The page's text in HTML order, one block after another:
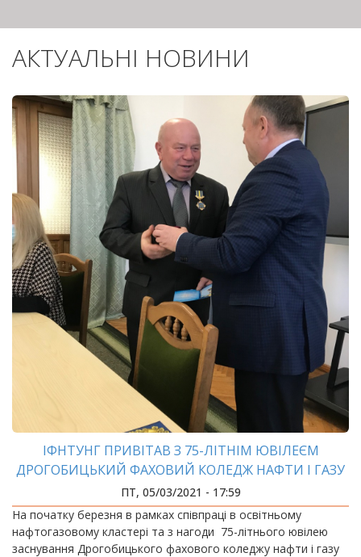
АКТУАЛЬНІ НОВИНИ
ІФНТУНГ ПРИВІТАВ З 75-ЛІТНІМ ЮВІЛЕЄМ
ДРОГОБИЦЬКИЙ ФАХОВИЙ КОЛЕДЖ НАФТИ І ГАЗУ
ПТ, 05/03/2021 - 17:59
На початку березня в рамках співпраці в освітньому
нафтогазовому кластері та з нагоди 75-літнього ювілею
заснування Дрогобицького фахового коледжу нафти і газу